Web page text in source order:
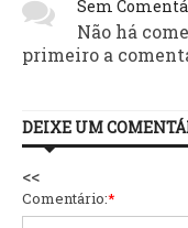
Sem
Não há
primeiro a
DEIXE UM
<<
Comentário:*